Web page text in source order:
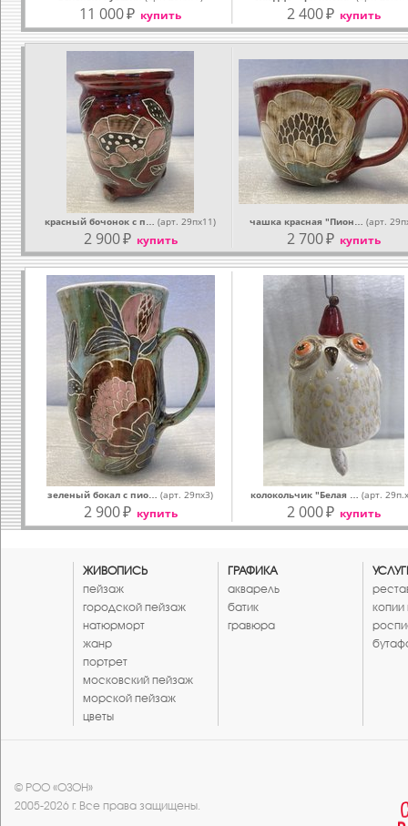
11 000₽ купить 2 400₽ купить
красный бочонок с п… (арт. 29пх11)
2 900₽ купить
чашка красная "Пион… (арт.
2 700₽ купить
зеленый бокал с пио… (арт. 29пх3)
2 900₽ купить
колокольчик "Белая … (арт.
2 000₽ купить
ЖИВОПИСЬ
пейзаж
городской пейзаж
натюрморт
жанр
портрет
московский пейзаж
морской пейзаж
цветы
ГРАФИКА
акварель
батик
гравюра
копии
© РОО «ОЗОН»
2005-2026 г. Все права защищены.